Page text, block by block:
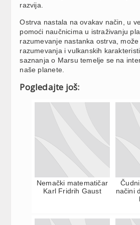
razvija.
Ostrva nastala na ovakav način, u
pomoći naučnicima u istraživanju
razumevanje nastanka ostrva,
razumevanja i vulkanskih
saznanja o Marsu temelje se na
naše planete.
Pogledajte još:
Nemački matematičar
Karl Fridrih Gaust
načini